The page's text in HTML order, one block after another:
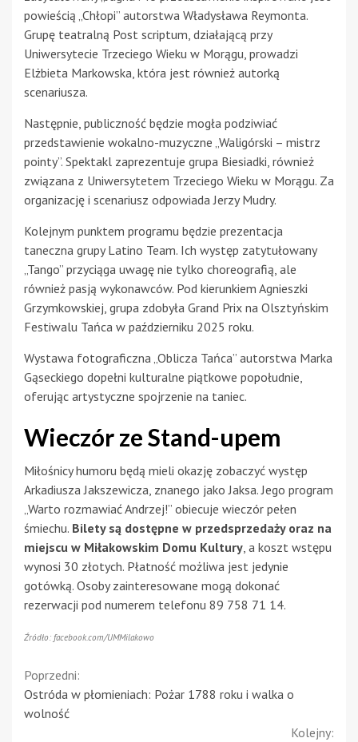
powieścią „Chłopi” autorstwa Władysława Reymonta.
Grupę teatralną Post scriptum, działającą przy
Uniwersytecie Trzeciego Wieku w Morągu, prowadzi
Elżbieta Markowska, która jest również autorką
scenariusza.
Następnie, publiczność będzie mogła podziwiać
przedstawienie wokalno-muzyczne „Waligórski – mistrz
pointy”. Spektakl zaprezentuje grupa Biesiadki, również
związana z Uniwersytetem Trzeciego Wieku w Morągu. Za
organizację i scenariusz odpowiada Jerzy Mudry.
Kolejnym punktem programu będzie prezentacja
taneczna grupy Latino Team. Ich występ zatytułowany
„Tango” przyciąga uwagę nie tylko choreografią, ale
również pasją wykonawców. Pod kierunkiem Agnieszki
Grzymkowskiej, grupa zdobyła Grand Prix na Olsztyńskim
Festiwalu Tańca w październiku 2025 roku.
Wystawa fotograficzna „Oblicza Tańca” autorstwa Marka
Gąseckiego dopełni kulturalne piątkowe popołudnie,
oferując artystyczne spojrzenie na taniec.
Wieczór ze Stand-upem
Miłośnicy humoru będą mieli okazję zobaczyć występ
Arkadiusza Jakszewicza, znanego jako Jaksa. Jego program
„Warto rozmawiać Andrzej!” obiecuje wieczór pełen
śmiechu. Bilety są dostępne w przedsprzedaży oraz na
miejscu w Miłakowskim Domu Kultury , a koszt wstępu
wynosi 30 złotych. Płatność możliwa jest jedynie
gotówką. Osoby zainteresowane mogą dokonać
rezerwacji pod numerem telefonu 89 758 71 14.
Źródło: facebook.com/UMMilakowo
Continue
Reading
Poprzedni:
Ostróda w płomieniach: Pożar 1788 roku i walka o
wolność
Kolejny: